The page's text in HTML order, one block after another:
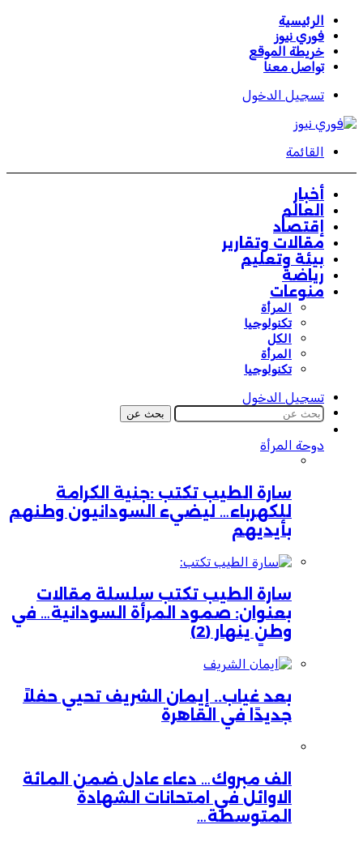
الرئيسية
فوري نيوز
خريطة الموقع
تواصل معنا
تسجيل الدخول
القائمة
أخبار
العالم
إقتصاد
مقالات وتقارير
بيئة وتعليم
رياضة
منوعات
المرأة
تكنولوجيا
الكل
المرأة
تكنولوجيا
تسجيل الدخول
بحث عن
دوحة المرأة
سارة الطيب تكتب :جنية الكرامة
للكهرباء… ليضيء السودانيون وطنهم
بأيديهم
سارة الطيب تكتب سلسلة مقالات
بعنوان: صمود المرأة السودانية… في
وطنٍ ينهار (2)
بعد غياب.. إيمان الشريف تحيي حفلاً
جديدًا في القاهرة
الف مبروك… دعاء عادل ضمن المائة
الاوائل في امتحانات الشهادة
المتوسطة…